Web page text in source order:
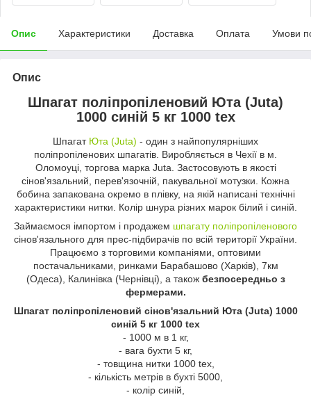
Опис Характеристики Доставка Оплата Умови
Опис
Шпагат поліпропіленовий Юта (Juta)
1000 синій 5 кг 1000 tex
Шпагат Юта (Juta) - один з найпопулярніших
поліпропіленових шпагатів. Виробляється в Чехії в м.
Оломоуці, торгова марка Juta. Застосовують в якості
сінов'язальний, перев'язочній, пакувальної мотузки. Кожна
бобина запакована окремо в плівку, на якій написані технічні
характеристики нитки. Колір шнура різних марок білий і синій.
Займаємося імпортом і продажем шпагату поліпропіленового
сінов'язального для прес-підбирачів по всій території України.
Працюємо з торговими компаніями, оптовими
постачальниками, ринками Барабашово (Харків), 7км
(Одеса), Калинівка (Чернівці), а також безпосередньо з
фермерами.
Шпагат поліпропіленовий сінов'язальний Юта (Juta) 1000
синій 5 кг 1000 tex
- 1000 м в 1 кг,
- вага бухти 5 кг,
- товщина нитки 1000 tex,
- кількість метрів в бухті 5000,
- колір синій,